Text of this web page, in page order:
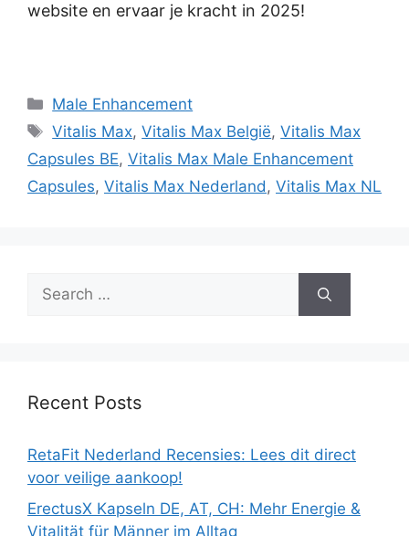
website en ervaar je kracht in 2025!
Categories
Male Enhancement
Tags
Vitalis Max,Vitalis Max België,Vitalis Max
Capsules BE, Vitalis Max Male Enhancement
Capsules, Vitalis Max Nederland, Vitalis Max NL
Search
for:
Recent Posts
RetaFit Nederland Recensies: Lees dit direct
voor veilige aankoop!
ErectusX Kapseln DE, AT, CH: Mehr Energie &
Vitalität für Männer im Alltag